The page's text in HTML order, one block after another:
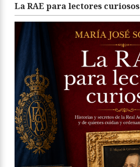
La RAE para lectores curiosos